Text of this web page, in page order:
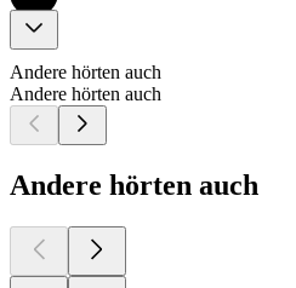
Andere hörten auch
Andere hörten auch
Andere hörten auch